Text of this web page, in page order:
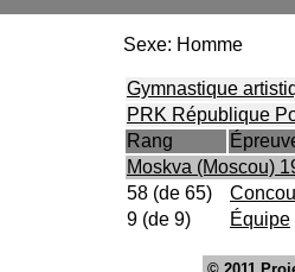
Sexe: Homme
Gymnastique
PRK République
Rang
Moskva (Moscou)
58 (de 65)
9 (de 9)
Équipe